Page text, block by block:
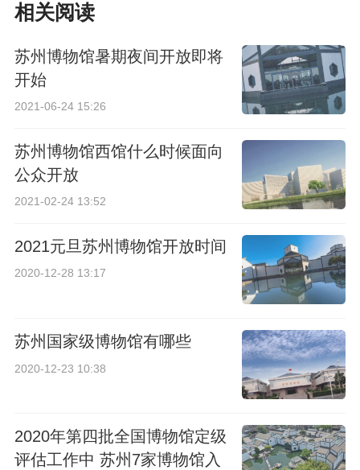
相关阅读
苏州博物馆暑期夜间开放即将
开始
2021-06-24 15:26
苏州博物馆西馆什么时候面向
公众开放
2021-02-24 13:52
2021元旦苏州博物馆开放时间
2020-12-28 13:17
苏州国家级博物馆有哪些
2020-12-23 10:38
2020年第四批全国博物馆定级
评估工作中 苏州7家博物馆入